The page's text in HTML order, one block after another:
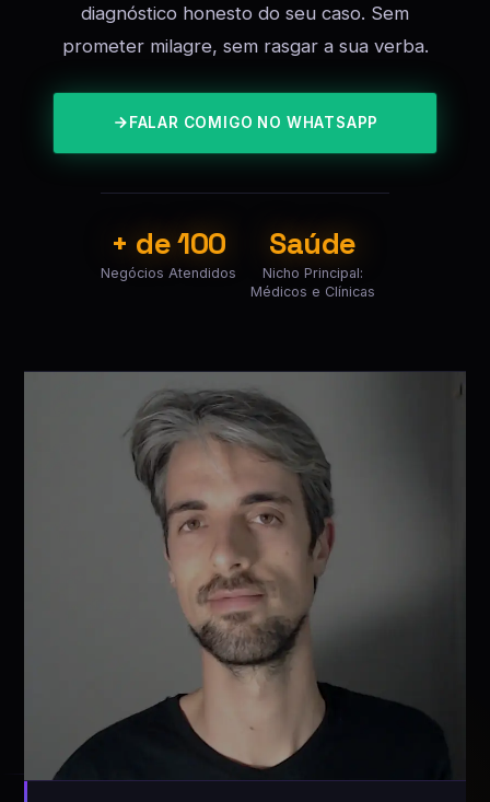
diagnóstico honesto do seu caso. Sem
prometer milagre, sem rasgar a sua verba.
FALAR COMIGO NO WHATSAPP
+ de 100
Negócios Atendidos
Saúde
Nicho Principal:
Médicos e Clínicas